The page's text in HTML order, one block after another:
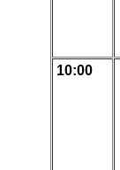
10:00